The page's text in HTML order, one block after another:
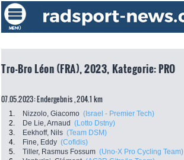
Tro-Bro Léon (FRA), 2023, Kategorie: PRO
07.05.2023: Endergebnis , 204.1 km
1. Nizzolo, Giacomo (Israel - Premier Tech)
2.
De Lie, Arnaud (Lotto Dstny)
3.
Eekhoff, Nils (Team DSM)
4.
Fine, Eddy (Cofidis)
5.
Tiller, Rasmus Fossum (Uno-X Pro Cycling Team)